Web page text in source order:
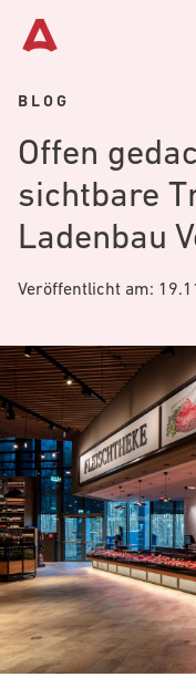
BLOG
Offen
sichtbare
Ladenbau
Veröffentlicht am: